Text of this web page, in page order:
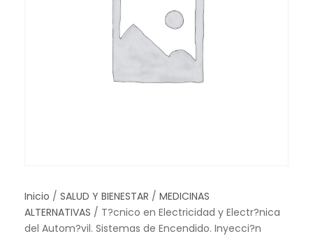
Inicio / SALUD Y BIENESTAR / MEDICINAS
ALTERNATIVAS / T?cnico en Electricidad y Electr?nica
del Autom?vil. Sistemas de Encendido. Inyecci?n